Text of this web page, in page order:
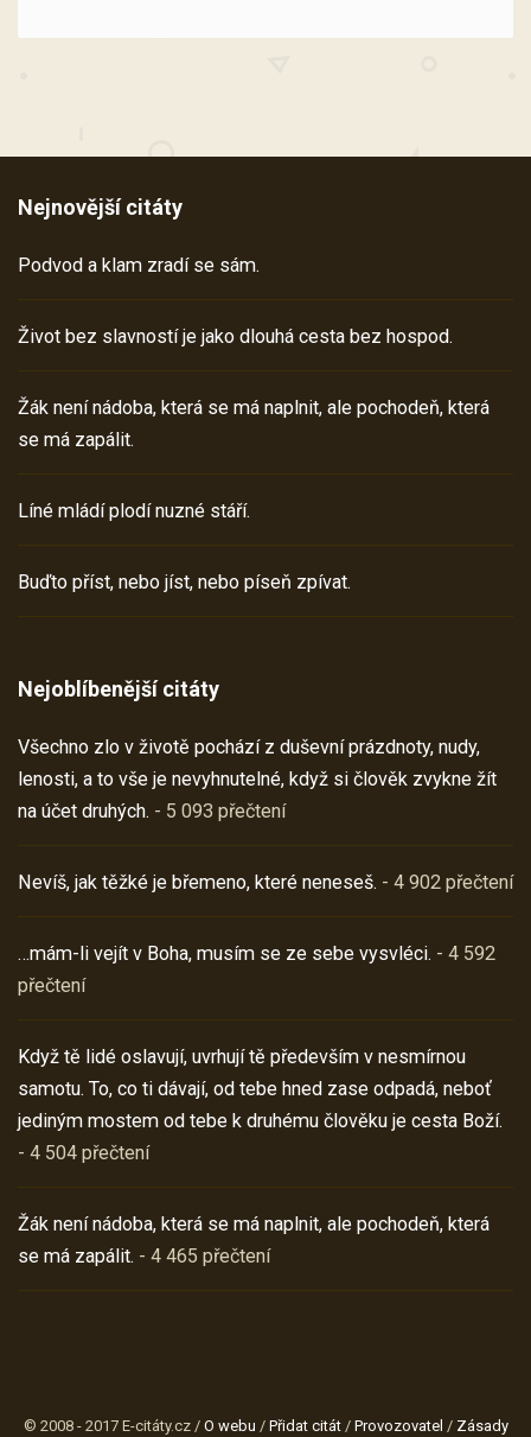
Nejnovější citáty
Podvod a klam zradí se sám.
Život bez slavností je jako dlouhá cesta bez hospod.
Žák není nádoba, která se má naplnit, ale pochodeň, která
se má zapálit.
Líné mládí plodí nuzné stáří.
Buďto příst, nebo jíst, nebo píseň zpívat.
Nejoblíbenější citáty
Všechno zlo v životě pochází z duševní prázdnoty, nudy,
lenosti, a to vše je nevyhnutelné, když si člověk zvykne žít
na účet druhých. - 5 093 přečtení
Nevíš, jak těžké je břemeno, které neneseš. - 4 902 přečtení
…mám-li vejít v Boha, musím se ze sebe vysvléci. - 4 592
přečtení
Když tě lidé oslavují, uvrhují tě především v nesmírnou
samotu. To, co ti dávají, od tebe hned zase odpadá, neboť
jediným mostem od tebe k druhému člověku je cesta Boží.
- 4 504 přečtení
Žák není nádoba, která se má naplnit, ale pochodeň, která
se má zapálit. - 4 465 přečtení
© 2008 - 2017 E-citáty.cz / O webu / Přidat citát/ Provozovatel / Zásady